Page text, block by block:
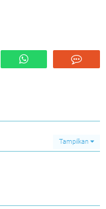
Tampilkan